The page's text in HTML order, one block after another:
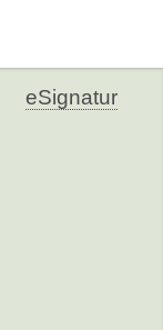
eSignatur